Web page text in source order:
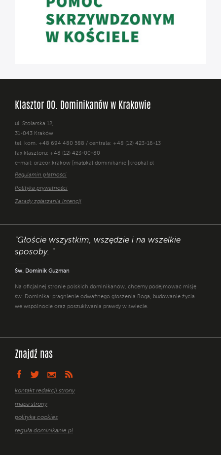
Klasztor OO. Dominikanów w Krakowie
ul. Stolarska 12,
31-043 Kraków
tel. kom. +48 694 480 588 / centrala: +48 (12) 423-16-13
fax klasztoru: +48 (12) 423-00-80
e-mail: przeor.krakow [małpka] dominikanie [kropka] pl
Regulamin płatności
Polityka prywatności
Zasady zgłaszania intencji
"Głoście wszystkim, wszędzie i na wszelkie
sposoby. "
Św. Dominik Guzman
Na oficjalnej stronie polskich dominikanów, chcemy podejmować misję
św. Dominika: pragnienie odważnego głoszenia Boga, budowanie życia
we wspólnocie oraz poszukiwania prawdy w świecie.
Znajdź nas
kontakt redakcji strony
mapa strony
polityka cookies
reguła dominikanie.pl